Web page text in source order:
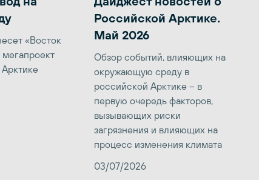
«Восток
Российской Арктике.
Май 2026
Обзор событий, влияющих на
окружающую среду в
российской Арктике – в
первую очередь факторов,
вызывающих риски
загрязнения и влияющих на
процесс изменения климата
03/07/2026